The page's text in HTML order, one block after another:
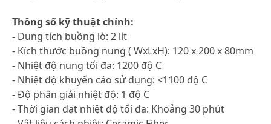
Thông số kỹ thuật chính:
- Dung tích buồng lò: 2 lít
- Kích thước buồng nung ( WxLxH): 120 x 200 x 80mm
- Nhiệt độ nung tối đa: 1200 độ C
- Nhiệt độ khuyến cáo sử dụng: <1100 độ C
- Độ phân giải nhiệt độ: 1 độ C
- Thời gian đạt nhiệt độ tối đa: Khoảng 30 phút